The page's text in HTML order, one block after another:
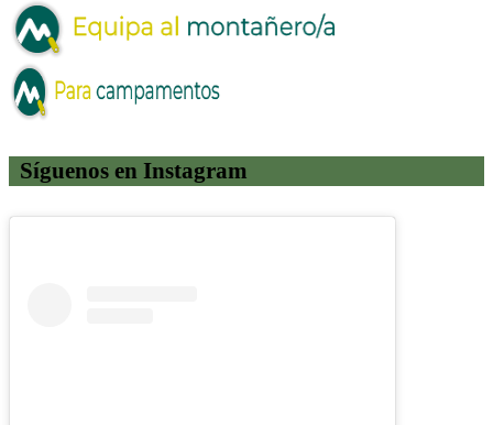
Síguenos en Instagram